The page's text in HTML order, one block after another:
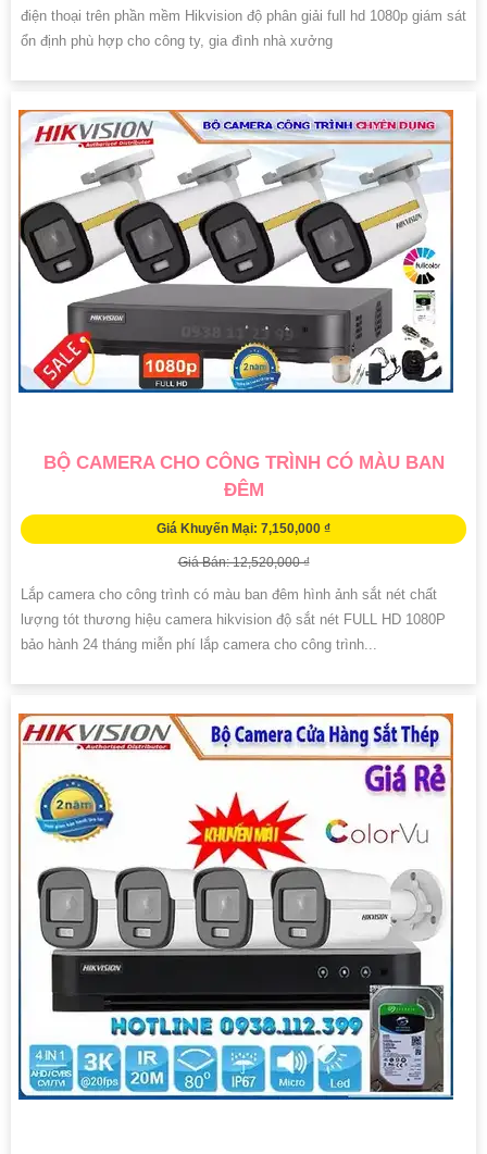
điện thoại trên phần mềm Hikvision độ phân giải full hd 1080p giám sát
ổn định phù hợp cho công ty, gia đình nhà xưởng
BỘ CAMERA CHO CÔNG TRÌNH CÓ MÀU BAN
ĐÊM
Giá Khuyến Mại: 7,150,000 ₫
Giá Bán: 12,520,000 ₫
Lắp camera cho công trình có màu ban đêm hình ảnh sắt nét chất
lượng tót thương hiệu camera hikvision độ sắt nét FULL HD 1080P
bảo hành 24 tháng miễn phí lắp camera cho công trình...